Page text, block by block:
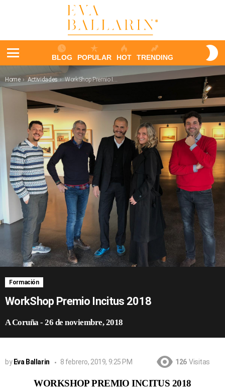
BLOG POPULAR HOT TRENDING
You are here:
Home Actividades WorkShop Premio Incitus 2018
Formación
WorkShop Premio Incitus 2018
A Coruña-26 de noviembre, 2018
by Eva Ballarin 8 febrero, 2019, 9:25 PM 126 Visitas
WORKSHOP PREMIO INCITUS 2018